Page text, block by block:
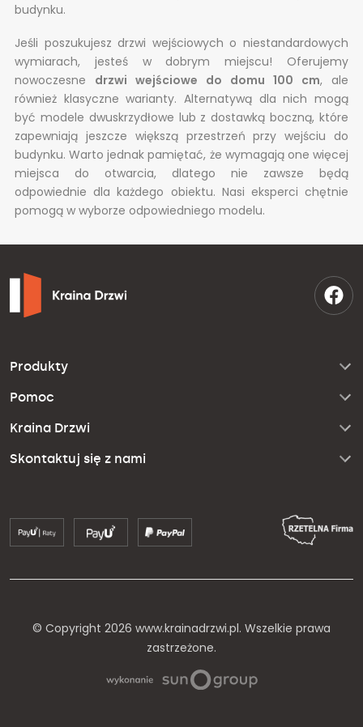
budynku.
Jeśli poszukujesz drzwi wejściowych o niestandardowych
wymiarach, jesteś w dobrym miejscu! Oferujemy
nowoczesne drzwi wejściowe do domu 100 cm, ale
również klasyczne warianty. Alternatywą dla nich mogą
być modele dwuskrzydłowe lub z dostawką boczną, które
zapewniają jeszcze większą przestrzeń przy wejściu do
budynku. Warto jednak pamiętać, że wymagają one więcej
miejsca do otwarcia, dlatego nie zawsze będą
odpowiednie dla każdego obiektu. Nasi eksperci chętnie
pomogą w wyborze odpowiedniego modelu.
Produkty
Pomoc
Kraina Drzwi
Skontaktuj się z nami
© Copyright 2026 www.krainadrzwi.pl. Wszelkie prawa
zastrzeżone.